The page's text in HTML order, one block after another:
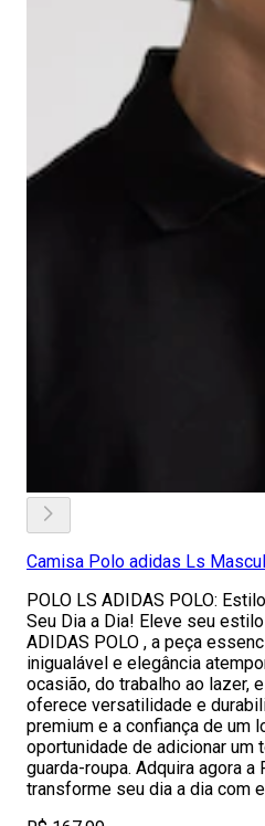
Camisa Polo adidas Ls
POLO LS ADIDAS POLO:
Seu Dia a Dia! Eleve seu
ADIDAS POLO , a peça
inigualável e elegância
ocasião, do trabalho ao lazer,
oferece versatilidade e
premium e a confiança de um
oportunidade de adicionar
guarda-roupa. Adquira agora a
transforme seu dia a dia com